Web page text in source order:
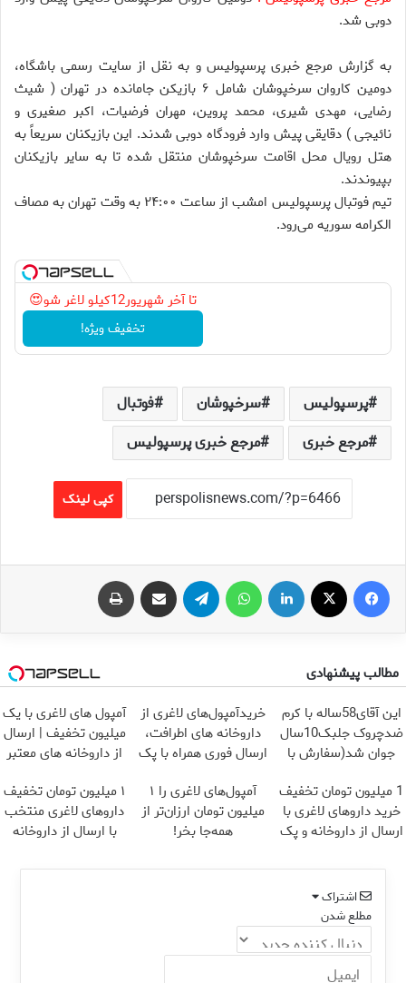
دوبی شد.
به گزارش مرجع خبری پرسپولیس و به نقل از سایت رسمی باشگاه،
دومین کاروان سرخپوشان شامل ۶ بازیکن جامانده در تهران ( شیث
رضایی، مهدی شیری، محمد پروین، مهران فرضیات، اکبر صغیری و
نائیجی ) دقایقی پیش وارد فرودگاه دوبی شدند. این بازیکنان سریعاً به
هتل رویال محل اقامت سرخپوشان منتقل شده تا به سایر بازیکنان
بپیوندند.
تیم فوتبال پرسپولیس امشب از ساعت ۲۴:۰۰ به وقت تهران به مصاف
الکرامه سوریه می‌رود.
تا آخر شهریور12کیلو لاغر شو😍
تخفیف ویژه!
پرسپولیس سرخپوشان
فوتبال
مرجع خبری
مرجع خبری پرسپولیس
کپی لینک
فیس بوک لینکدین تلگرام اشتراک گذاری از طریق ایمیل
مطالب پیشنهادی
این آقای58ساله با کرم
ضدچروک جلبک10سال
جوان شد(سفارش با
خریدآمپول‌های لاغری از
داروخانه های اطرافت،
ارسال فوری همراه با پک
آمپول های لاغری با یک
میلیون تخفیف | ارسال
از داروخانه های معتبر
1 میلیون تومان تخفیف
خرید داروهای لاغری با
ارسال از داروخانه و پک
آمپول‌های لاغری را ۱
میلیون تومان ارزان‌تر از
همه‌جا بخر!
۱ میلیون تومان تخفیف
داروهای لاغری منتخب
با ارسال از داروخانه
اشتراک
مطلع شدن